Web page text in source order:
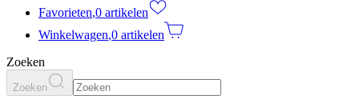
Favorieten,0 artikelen
Winkelwagen,0 artikelen
Zoeken
Zoeken